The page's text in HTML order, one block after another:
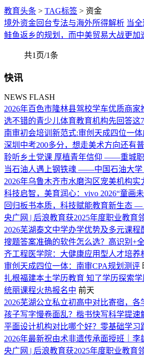
教育头条 > TAG标签 > 资金
境外资金回台专法与海外所得解析 当
鲑鱼返乡的规划，而中美贸易大战更加
共1页/1条
快讯
NEWS FLASH
2026年百色市隆林县驾校学车优质商家
选不错的青少儿体育教育机构先回答这
南审初会培训新范式:审创天成四位一
深圳中考200多分，想走美术方向还有
聆听乡土党课 厚植青年信仰 ——重城
当石油人遇上钢铁魂 ——中国石油大学
2026年乌鲁木齐市水磨沟区宠美机构实
科技启智，美育润心：vivo 2026“童画
回归板书本质，科技赋能教育新生态
央广网 | 后浪教育获2025年度职业教育
2026芜湖泰文中学办学优势及多元课程
搜题答案准确的软件怎么选？高识别+
齐工程医学院：大健康应用型人才培养
审创天成四位一体：南审CPA规划测评
扎根福建本土学历教育 知了学历探索
统丽课程火热报名中 前天
2026芜湖公立私立初高中对比寄宿，各
孩子写字慢卷面乱？楷书快写科学提速
平面设计机构对比哪个好？零基础学习
2026年最新祝由术非遗传承面授班｜李
央广网 | 后浪教育获2025年度职业教育